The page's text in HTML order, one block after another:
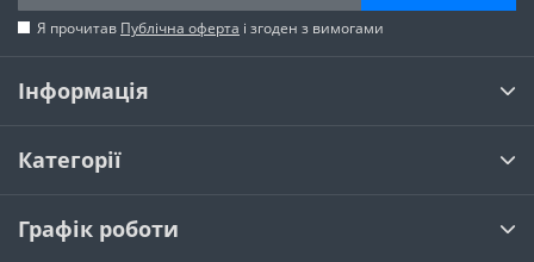
Я прочитав Публічна оферта і згоден з вимогами
Інформація
Категорії
Графік роботи